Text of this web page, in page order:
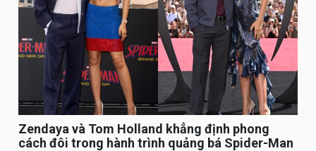
Zendaya và Tom Holland khẳng định phong
cách đôi trong hành trình quảng bá Spider-Man